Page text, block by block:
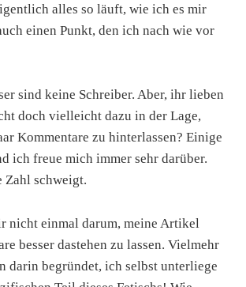
alles so läuft, wie ich es mir
einen Punkt, den ich nach wie vor
sind keine Schreiber. Aber, ihr lieben
doch vielleicht dazu in der Lage,
Kommentare zu hinterlassen? Einige
ich freue mich immer sehr darüber.
Zahl schweigt.
nicht einmal darum, meine Artikel
besser dastehen zu lassen. Vielmehr
darin begründet, ich selbst unterliege